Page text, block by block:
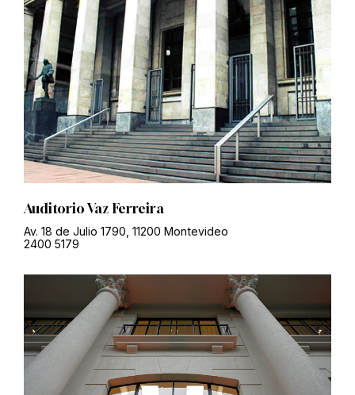
Auditorio Vaz Ferreira
Av. 18 de Julio 1790, 11200 Montevideo
2400 5179